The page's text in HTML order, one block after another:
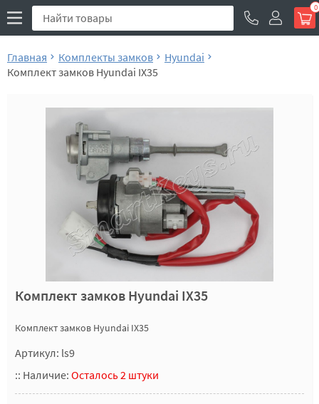
0
Главная Комплекты замков
Hyundai
Комплект замков Hyundai IX35
Комплект замков Hyundai IX35
Комплект замков Hyundai IX35
Артикул: ls9
:: Наличие: Осталось 2 штуки